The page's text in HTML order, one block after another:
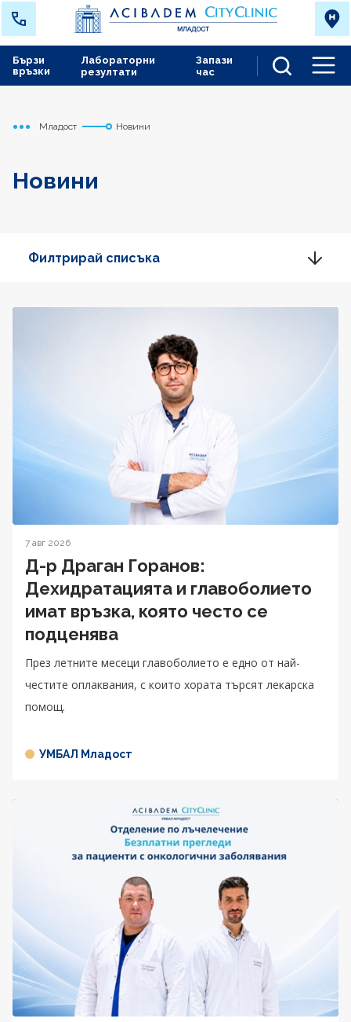
Лабораторни
резултати
Запази
час
Бързи
връзки
Начало
Младост Новини
Новини
Филтрирай списъка
7 авг 2026
Д-р Драган Горанов:
Дехидратацията и главоболието
имат връзка, която често се
подценява
През летните месеци главоболието е едно от най-
честите оплаквания, с които хората търсят лекарска
помощ.
УМБАЛ Младост